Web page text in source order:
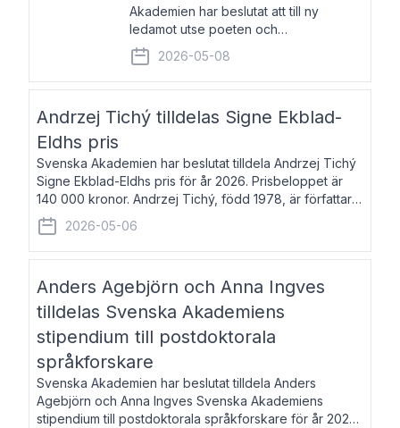
Akademien har beslutat att till ny
ledamot utse poeten och
litteraturkritikern Anna Hallberg. Hon
efterträder poeten Tua Forsström på
stol 18 och kommer att ta sitt inträde vid
2026-05-08
Andrzej Tichý tilldelas Signe Ekblad-
Eldhs pris
Svenska Akademien har beslutat tilldela Andrzej Tichý
Signe Ekblad-Eldhs pris för år 2026. Prisbeloppet är
140 000 kronor. Andrzej Tichý, född 1978, är författare
och kulturskribent. Han debuterade 2005 med den
lovordade romanen Sex liter l
2026-05-06
Anders Agebjörn och Anna Ingves
tilldelas Svenska Akademiens
stipendium till postdoktorala
språkforskare
Svenska Akademien har beslutat tilldela Anders
Agebjörn och Anna Ingves Svenska Akademiens
stipendium till postdoktorala språkforskare för år 2026.